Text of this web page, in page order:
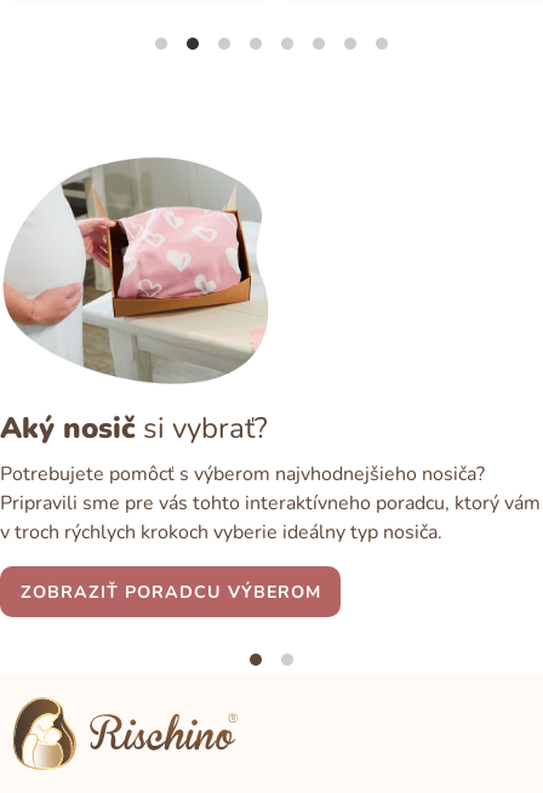
Aký nosič si vybrať?
Potrebujete pomôcť s výberom najvhodnejšieho nosiča?
Pripravili sme pre vás tohto interaktívneho poradcu, ktorý vám
v troch rýchlych krokoch vyberie ideálny typ nosiča.
ZOBRAZIŤ PORADCU VÝBEROM